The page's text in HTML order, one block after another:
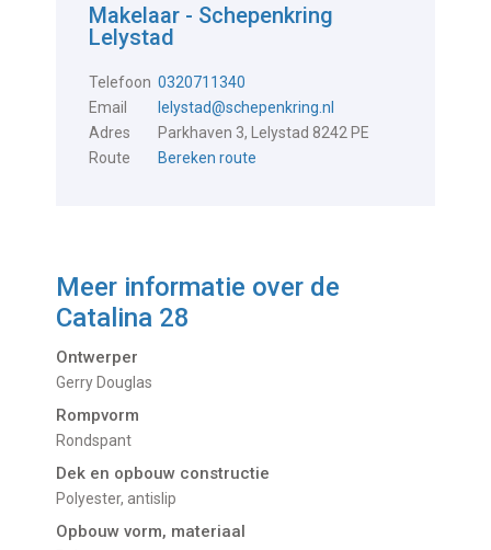
Makelaar - Schepenkring
Lelystad
Telefoon 0320711340
Email
lelystad@schepenkring.nl
Adres
Parkhaven 3, Lelystad 8242 PE
Route
Bereken route
Meer informatie over de
Catalina 28
Ontwerper
Gerry Douglas
Rompvorm
Rondspant
Dek en opbouw constructie
Polyester, antislip
Opbouw vorm, materiaal